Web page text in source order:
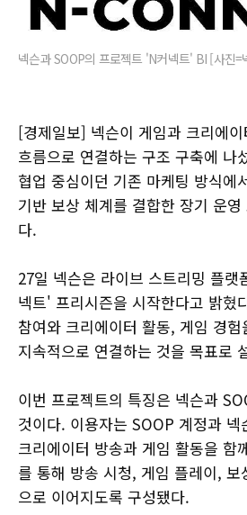
넥슨과 SOOP의 프로젝트 'N커넥트' BI [사진=
[경제일보] 넥슨이 게임과 크리에
흐름으로 연결하는 구조 구축에 나
협업 중심이던 기존 마케팅 방식에
기반 보상 체계를 결합한 장기 운
다.
27일 넥슨은 라이브 스트리밍 플
넥트' 프리시즌을 시작한다고 밝혔
참여와 크리에이터 활동, 게임 경
지속적으로 연결하는 것을 목표로
이번 프로젝트의 특징은 넥슨과
것이다. 이용자는 SOOP 계정과 넥
크리에이터 방송과 게임 활동을 함
를 통해 방송 시청, 게임 플레이,
으로 이어지도록 구성됐다.